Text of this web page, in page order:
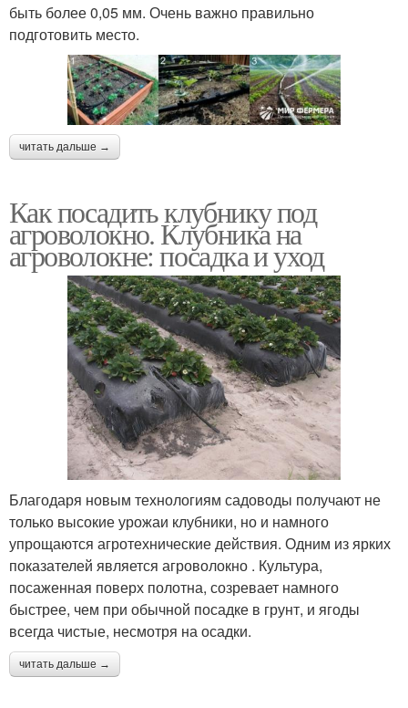
быть более 0,05 мм. Очень важно правильно
подготовить место.
читать дальше →
Как посадить клубнику под
агроволокно. Клубника на
агроволокне: посадка и уход
Благодаря новым технологиям садоводы получают не
только высокие урожаи клубники, но и намного
упрощаются агротехнические действия. Одним из ярких
показателей является агроволокно . Культура,
посаженная поверх полотна, созревает намного
быстрее, чем при обычной посадке в грунт, и ягоды
всегда чистые, несмотря на осадки.
читать дальше →